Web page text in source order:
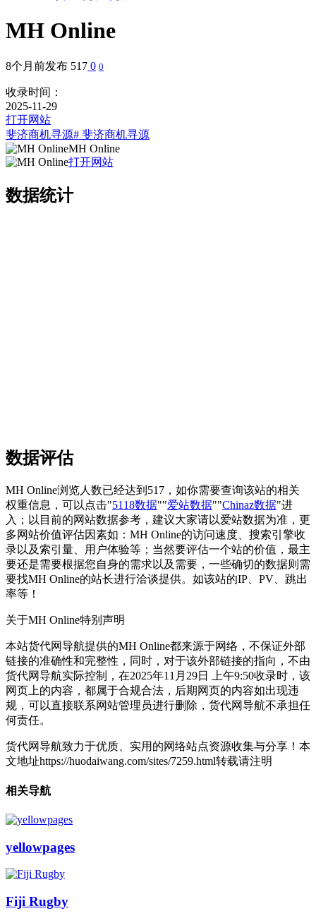
MH Online
8个月前发布 517 0 0
收录时间：
2025-11-29
打开网站
斐济商机寻源# 斐济商机寻源
MH Online
打开网站
数据统计
数据评估
MH Online浏览人数已经达到517，如你需要查询该站的相关
权重信息，可以点击"5118数据""爱站数据""Chinaz数据"进
入；以目前的网站数据参考，建议大家请以爱站数据为准，更
多网站价值评估因素如：MH Online的访问速度、搜索引擎收
录以及索引量、用户体验等；当然要评估一个站的价值，最主
要还是需要根据您自身的需求以及需要，一些确切的数据则需
要找MH Online的站长进行洽谈提供。如该站的IP、PV、跳出
率等！
关于MH Online特别声明
本站货代网导航提供的MH Online都来源于网络，不保证外部
链接的准确性和完整性，同时，对于该外部链接的指向，不由
货代网导航实际控制，在2025年11月29日 上午9:50收录时，该
网页上的内容，都属于合规合法，后期网页的内容如出现违
规，可以直接联系网站管理员进行删除，货代网导航不承担任
何责任。
货代网导航致力于优质、实用的网络站点资源收集与分享！ 本
文地址https://huodaiwang.com/sites/7259.html转载请注明
相关导航
yellowpages
Fiji Rugby